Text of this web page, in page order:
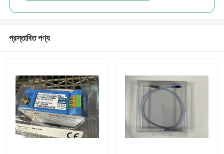
প্রস্তাবিত পণ্য